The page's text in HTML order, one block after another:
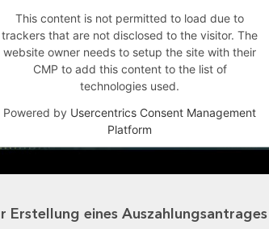
This content is not permitted to load due to
trackers that are not disclosed to the visitor. The
website owner needs to setup the site with their
CMP to add this content to the list of
technologies used.
Powered by Usercentrics Consent Management
Platform
Erstellung eines Auszahlungsantrages